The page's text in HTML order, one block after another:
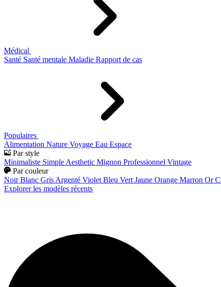
Médical
Santé Santé mentale Maladie Rapport de cas
Populaires
Alimentation Nature Voyage Eau Espace
Par style
Minimaliste Simple Aesthetic Mignon Professionnel Vintage
Par couleur
Noir Blanc Gris Argenté Violet Bleu Vert Jaune Orange Marron Or
Explorer les modèles récents